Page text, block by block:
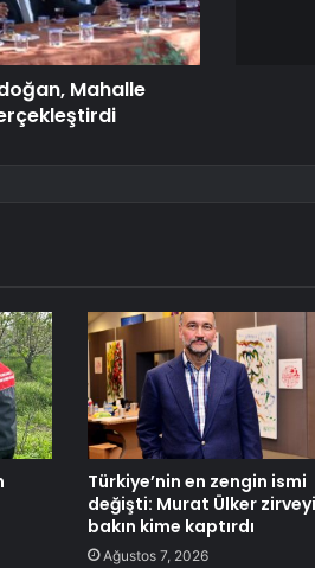
Mahalle
Türkiye’nin en zengin ismi
değişti: Murat Ülker zirveyi
bakın kime kaptırdı
Ağustos 7, 2026